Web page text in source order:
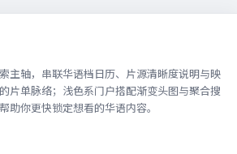
主轴，串联华语档日历、片源清晰度说明与映
片单脉络；浅色系门户搭配渐变头图与聚合搜
助你更快锁定想看的华语内容。